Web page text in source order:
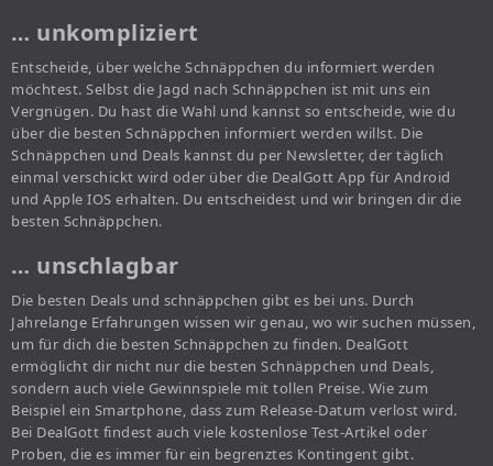
… unkompliziert
Entscheide, über welche Schnäppchen du informiert werden
möchtest. Selbst die Jagd nach Schnäppchen ist mit uns ein
Vergnügen. Du hast die Wahl und kannst so entscheide, wie du
über die besten Schnäppchen informiert werden willst. Die
Schnäppchen und Deals kannst du per Newsletter, der täglich
einmal verschickt wird oder über die DealGott App für Android
und Apple IOS erhalten. Du entscheidest und wir bringen dir die
besten Schnäppchen.
… unschlagbar
Die besten Deals und schnäppchen gibt es bei uns. Durch
Jahrelange Erfahrungen wissen wir genau, wo wir suchen müssen,
um für dich die besten Schnäppchen zu finden. DealGott
ermöglicht dir nicht nur die besten Schnäppchen und Deals,
sondern auch viele Gewinnspiele mit tollen Preise. Wie zum
Beispiel ein Smartphone, dass zum Release-Datum verlost wird.
Bei DealGott findest auch viele kostenlose Test-Artikel oder
Proben, die es immer für ein begrenztes Kontingent gibt.